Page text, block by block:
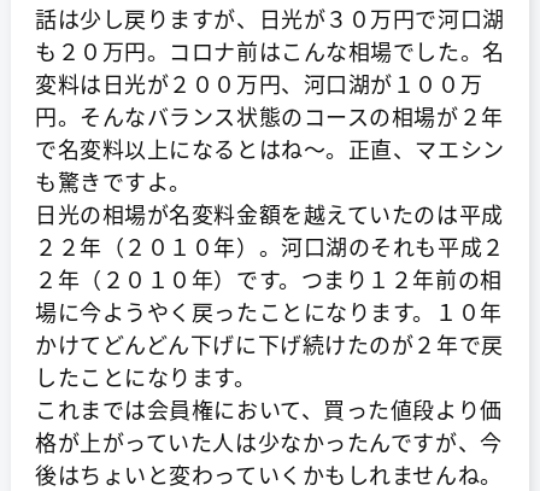
話は少し戻りますが、日光が３０万円で河口湖
も２０万円。コロナ前はこんな相場でした。名
変料は日光が２００万円、河口湖が１００万
円。そんなバランス状態のコースの相場が２年
で名変料以上になるとはね～。正直、マエシン
も驚きですよ。
日光の相場が名変料金額を越えていたのは平成
２２年（２０１０年）。河口湖のそれも平成２
２年（２０１０年）です。つまり１２年前の相
場に今ようやく戻ったことになります。１０年
かけてどんどん下げに下げ続けたのが２年で戻
したことになります。
これまでは会員権において、買った値段より価
格が上がっていた人は少なかったんですが、今
後はちょいと変わっていくかもしれませんね。